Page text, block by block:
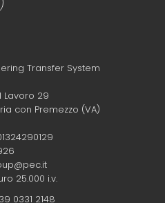
Transfer System
Lavoro 29
con Premezzo (VA)
25.000 i.v.
0331 2148